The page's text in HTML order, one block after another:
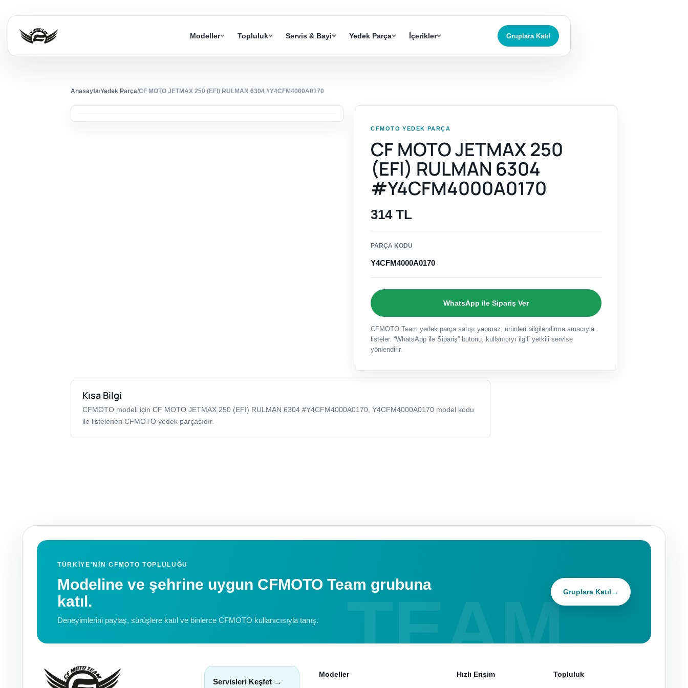
Modeller Topluluk Servis & Bayi Yedek Parça İçerikler Gruplara Katıl
Anasayfa/Yedek Parça/CF MOTO JETMAX 250 (EFI) RULMAN 6304 #Y4CFM4000A0170
CFMOTO YEDEK PARÇA
CF MOTO JETMAX 250
(EFI) RULMAN 6304
#Y4CFM4000A0170
314 TL
PARÇA KODU
Y4CFM4000A0170
WhatsApp ile Sipariş Ver
CFMOTO Team yedek parça satışı yapmaz; ürünleri bilgilendirme amacıyla
listeler. “WhatsApp ile Sipariş” butonu, kullanıcıyı ilgili yetkili servise
yönlendirir.
Kısa Bilgi
CFMOTO modeli için CF MOTO JETMAX 250 (EFI) RULMAN 6304 #Y4CFM4000A0170, Y4CFM4000A0170 model kodu
ile listelenen CFMOTO yedek parçasıdır.
TÜRKIYE'NIN CFMOTO TOPLULUĞU
Modeline ve şehrine uygun CFMOTO Team grubuna
katıl.
Deneyimlerini paylaş, sürüşlere katıl ve binlerce CFMOTO kullanıcısıyla tanış.
Gruplara Katıl→
Servisleri Keşfet →
Modeller Hızlı Erişim Topluluk